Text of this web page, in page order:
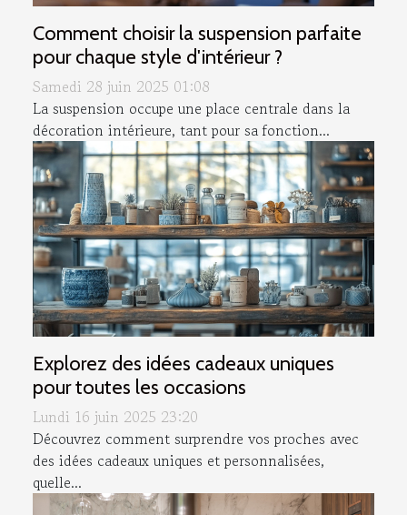
Comment choisir la suspension parfaite
pour chaque style d'intérieur ?
Samedi 28 juin 2025 01:08
La suspension occupe une place centrale dans la
décoration intérieure, tant pour sa fonction...
Explorez des idées cadeaux uniques
pour toutes les occasions
Lundi 16 juin 2025 23:20
Découvrez comment surprendre vos proches avec
des idées cadeaux uniques et personnalisées,
quelle...